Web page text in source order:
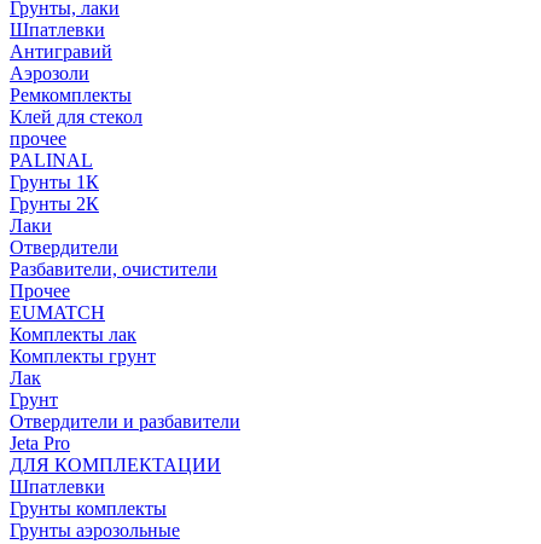
Грунты, лаки
Шпатлевки
Антигравий
Аэрозоли
Ремкомплекты
Клей для стекол
прочее
PALINAL
Грунты 1К
Грунты 2К
Лаки
Отвердители
Разбавители, очистители
Прочее
EUMATCH
Комплекты лак
Комплекты грунт
Лак
Грунт
Отвердители и разбавители
Jeta Pro
ДЛЯ КОМПЛЕКТАЦИИ
Шпатлевки
Грунты комплекты
Грунты аэрозольные